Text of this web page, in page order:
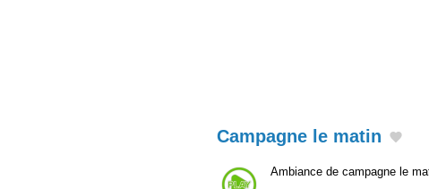
Campagne le matin
Ambiance de campagne le